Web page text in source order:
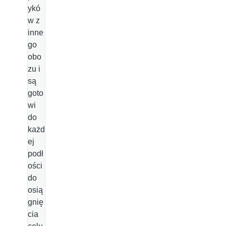
ykó
w z
inne
go
obo
zu i
są
goto
wi
do
każd
ej
podł
ości
do
osią
gnię
cia